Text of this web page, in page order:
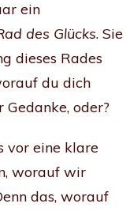
ein
des Glücks. Sie
dieses Rades
du dich
oder?
vor eine klare
worauf wir
das, worauf